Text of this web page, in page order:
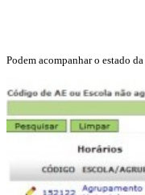
Podem acompanhar o estado